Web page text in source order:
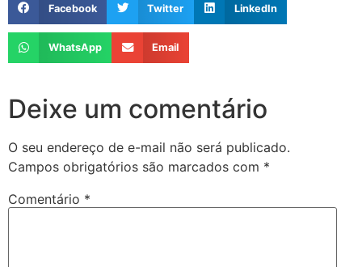
Facebook Twitter LinkedIn
WhatsApp Email
Deixe um comentário
O seu endereço de e-mail não será publicado.
Campos obrigatórios são marcados com *
Comentário *